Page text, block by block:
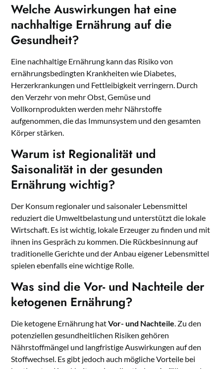
Welche Auswirkungen hat eine
nachhaltige Ernährung auf die
Gesundheit?
Eine nachhaltige Ernährung kann das Risiko von
ernährungsbedingten Krankheiten wie Diabetes,
Herzerkrankungen und Fettleibigkeit verringern. Durch
den Verzehr von mehr Obst, Gemüse und
Vollkornprodukten werden mehr Nährstoffe
aufgenommen, die das Immunsystem und den gesamten
Körper stärken.
Warum ist Regionalität und
Saisonalität in der gesunden
Ernährung wichtig?
Der Konsum regionaler und saisonaler Lebensmittel
reduziert die Umweltbelastung und unterstützt die lokale
Wirtschaft. Es ist wichtig, lokale Erzeuger zu finden und mit
ihnen ins Gespräch zu kommen. Die Rückbesinnung auf
traditionelle Gerichte und der Anbau eigener Lebensmittel
spielen ebenfalls eine wichtige Rolle.
Was sind die Vor- und Nachteile der
ketogenen Ernährung?
Die ketogene Ernährung hatVor- und Nachteile. Zu den
potenziellen gesundheitlichen Risiken gehören
Nährstoffmängel und langfristige Auswirkungen auf den
Stoffwechsel. Es gibt jedoch auch mögliche Vorteile bei